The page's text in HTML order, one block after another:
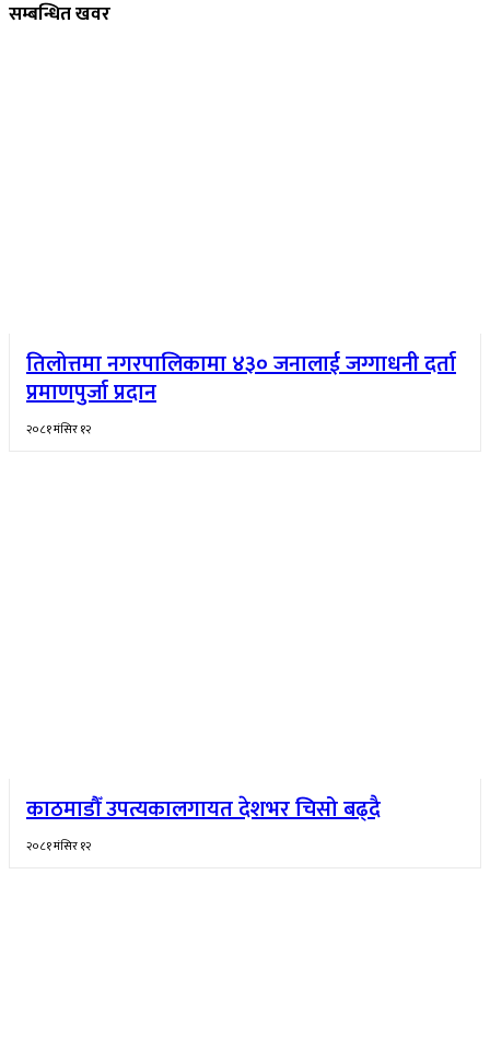
सम्बन्धित खवर
तिलोत्तमा नगरपालिकामा ४३० जनालाई जग्गाधनी दर्ता
प्रमाणपुर्जा प्रदान
२०८१ मंसिर १२
काठमाडौँ उपत्यकालगायत देशभर चिसो बढ्दै
२०८१ मंसिर १२